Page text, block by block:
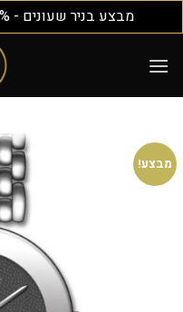
מבצע בניר שעונים - 15% הנחה עד סוף אפריל!
מבצע!